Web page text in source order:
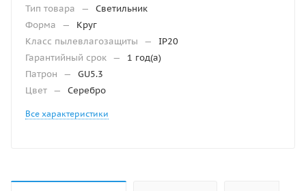
Тип товара —
Светильник
Форма
—
Круг
Класс пылевлагозащиты
—
IP20
Гарантийный срок —
1 год(а)
Патрон
—
GU5.3
Цвет — Серебро
Все характеристики